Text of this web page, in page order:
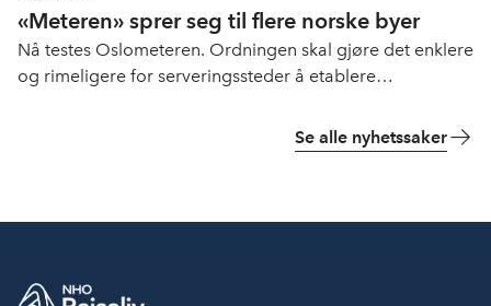
«Meteren» sprer seg til flere norske byer
Nå testes Oslometeren. Ordningen skal gjøre det enklere
og rimeligere for serveringssteder å etablere
Se alle nyhetssaker